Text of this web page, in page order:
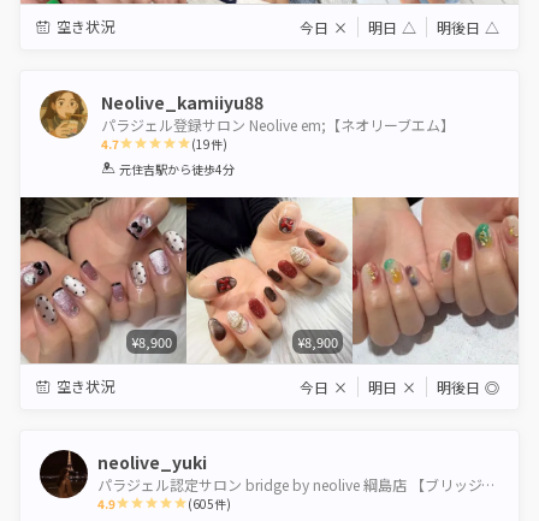
空き状況 今日 × 明日 △ 明後日 △
Neolive_kamiiyu88
パラジェル登録サロン Neolive em;【ネオリーブエム】
4.7
1 2 3 4 5
(19件)
元住吉駅から徒歩4分
¥8,900 ¥8,900
空き状況 今日 × 明日 × 明後日 ◎
neolive_yuki
パラジェル認定サロン bridge by neolive 綱島店 【ブリッジバイネオリーブ】
4.9 (605件)